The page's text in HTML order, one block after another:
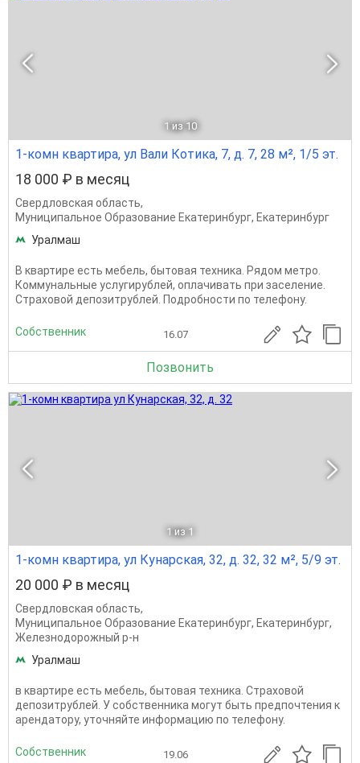
1 из 10
1-комн квартира, ул Вали Котика, 7, д. 7, 28 м², 1/5 эт.
18 000 ₽ в месяц
Свердловская область,
Муниципальное Образование Екатеринбург, Екатеринбург
Уралмаш
В квартире есть мебель, бытовая техника. Рядом метро.
Коммунальные услугирублей, оплачивать при заселение.
Страховой депозитрублей. Подробности по телефону.
Собственник 16.07
Позвонить
1 из 1
1-комн квартира, ул Кунарская, 32, д. 32, 32 м², 5/9 эт.
20 000 ₽ в месяц
Свердловская область,
Муниципальное Образование Екатеринбург, Екатеринбург,
Железнодорожный р-н
Уралмаш
в квартире есть мебель, бытовая техника. Страховой
депозитрублей. У собственника могут быть предпочтения к
арендатору, уточняйте информацию по телефону.
Собственник 19.06